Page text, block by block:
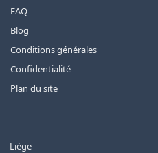
FAQ
Blog
Conditions générales
Confidentialité
Plan du site
Liège